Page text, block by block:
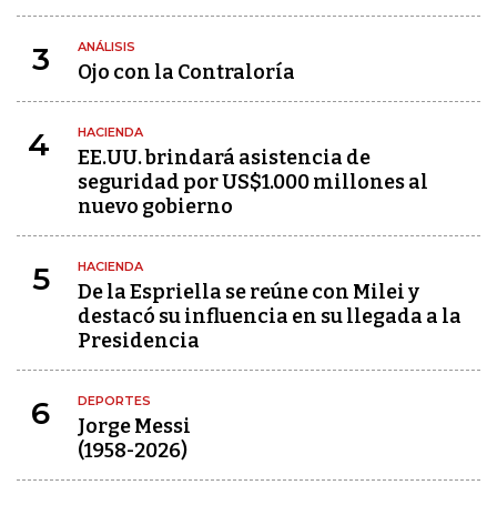
3 ANÁLISIS
Ojo con la Contraloría
4 HACIENDA
EE.UU. brindará asistencia de
seguridad por US$1.000 millones al
nuevo gobierno
5 HACIENDA
De la Espriella se reúne con Milei y
destacó su influencia en su llegada a la
Presidencia
6 DEPORTES
Jorge Messi
(1958-2026)